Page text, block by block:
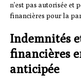
n’est pas autorisée et
financières pour la
Indemnités
financières
anticipée